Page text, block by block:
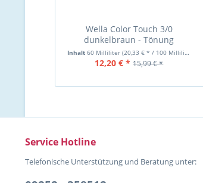
Wella Color Touch 3/0
dunkelbraun - Tönung
Inhalt 60 Milliliter (20,33 € * / 100 Milliliter)
12,20 € * 15,99 € *
Service Hotline
Telefonische Unterstützung und Beratung unter: